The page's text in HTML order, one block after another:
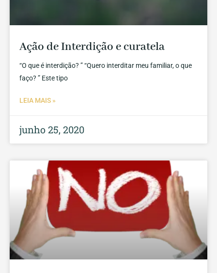
Ação de Interdição e curatela
“O que é interdição? ” “Quero interditar meu familiar, o que
faço? ” Este tipo
LEIA MAIS »
junho 25, 2020